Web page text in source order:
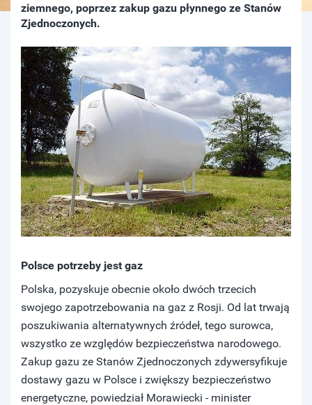
ziemnego, poprzez zakup gazu płynnego ze Stanów
Zjednoczonych.
Polsce potrzeby jest gaz
Polska, pozyskuje obecnie około dwóch trzecich
swojego zapotrzebowania na gaz z Rosji. Od lat trwają
poszukiwania alternatywnych źródeł, tego surowca,
wszystko ze względów bezpieczeństwa narodowego.
Zakup gazu ze Stanów Zjednoczonych zdywersyfikuje
dostawy gazu w Polsce i zwiększy bezpieczeństwo
energetyczne, powiedział Morawiecki - minister